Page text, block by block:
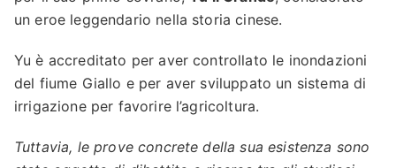
un eroe leggendario nella storia cinese.
Yu è accreditato per aver controllato le inondazioni
del fiume Giallo e per aver sviluppato un sistema di
irrigazione per favorire l’agricoltura.
Tuttavia, le prove concrete della sua esistenza sono